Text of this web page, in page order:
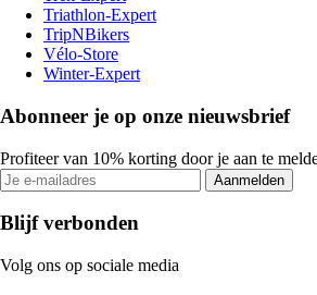
Triathlon-Expert
TripNBikers
Vélo-Store
Winter-Expert
Abonneer je op onze nieuwsbrief
Profiteer van 10% korting door je aan te
Aanmelden
Blijf verbonden
Volg ons op sociale media